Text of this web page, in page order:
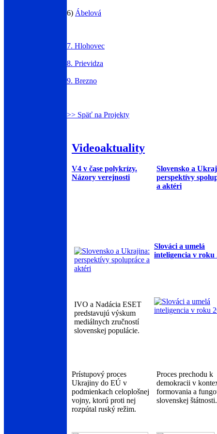
6) Ábelová
7. Hlohovec
8. Prievidza
9. Brezno
>> Späť na Projekty
Videoaktuality
V4 v čase polykrízy.
Názory verejnosti
Slovensko a
perspektívy
a aktéri
Slováci a umelá
inteligencia v roku
IVO a Nadácia ESET
predstavujú výskum
mediálnych zručností
slovenskej populácie.
Prístupový proces
Ukrajiny do EÚ v
podmienkach celoplošnej
vojny, ktorú proti nej
rozpútal ruský režim.
Proces prechodu k
demokracii v
formovania a
slovenskej štátnosti.